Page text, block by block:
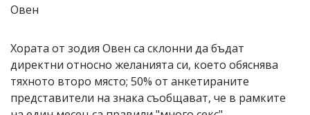
Овен
Хората от зодия Овен са склонни да бъдат
директни относно желанията си, което обяснява
тяхното второ място; 50% от анкетираните
представители на знака съобщават, че в рамките